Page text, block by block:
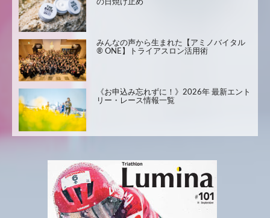
の日焼け止め
みんなの声から生まれた【アミノバイタル
® ONE】トライアスロン活用術
《お申込み忘れずに！》2026年 最新エント
リー・レース情報一覧